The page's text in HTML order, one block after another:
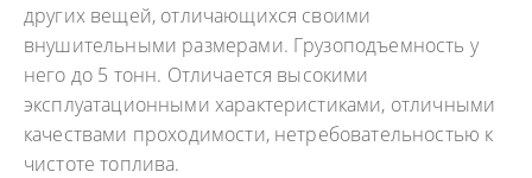
других вещей, отличающихся своими
внушительными размерами. Грузоподъемность у
него до 5 тонн. Отличается высокими
эксплуатационными характеристиками, отличными
качествами проходимости, нетребовательностью к
чистоте топлива.